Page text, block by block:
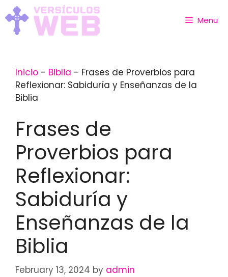
Skip
to
content
Menu
Inicio - Biblia - Frases de Proverbios para
Reflexionar: Sabiduría y Enseñanzas de la
Biblia
Frases de
Proverbios para
Reflexionar:
Sabiduría y
Enseñanzas de la
Biblia
February 13, 2024 by admin